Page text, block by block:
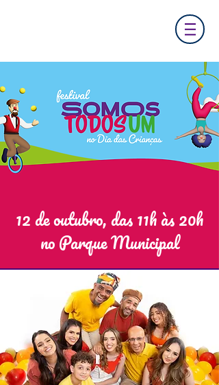
12 de outubro, das 11h às 20h
no Parque Municipal